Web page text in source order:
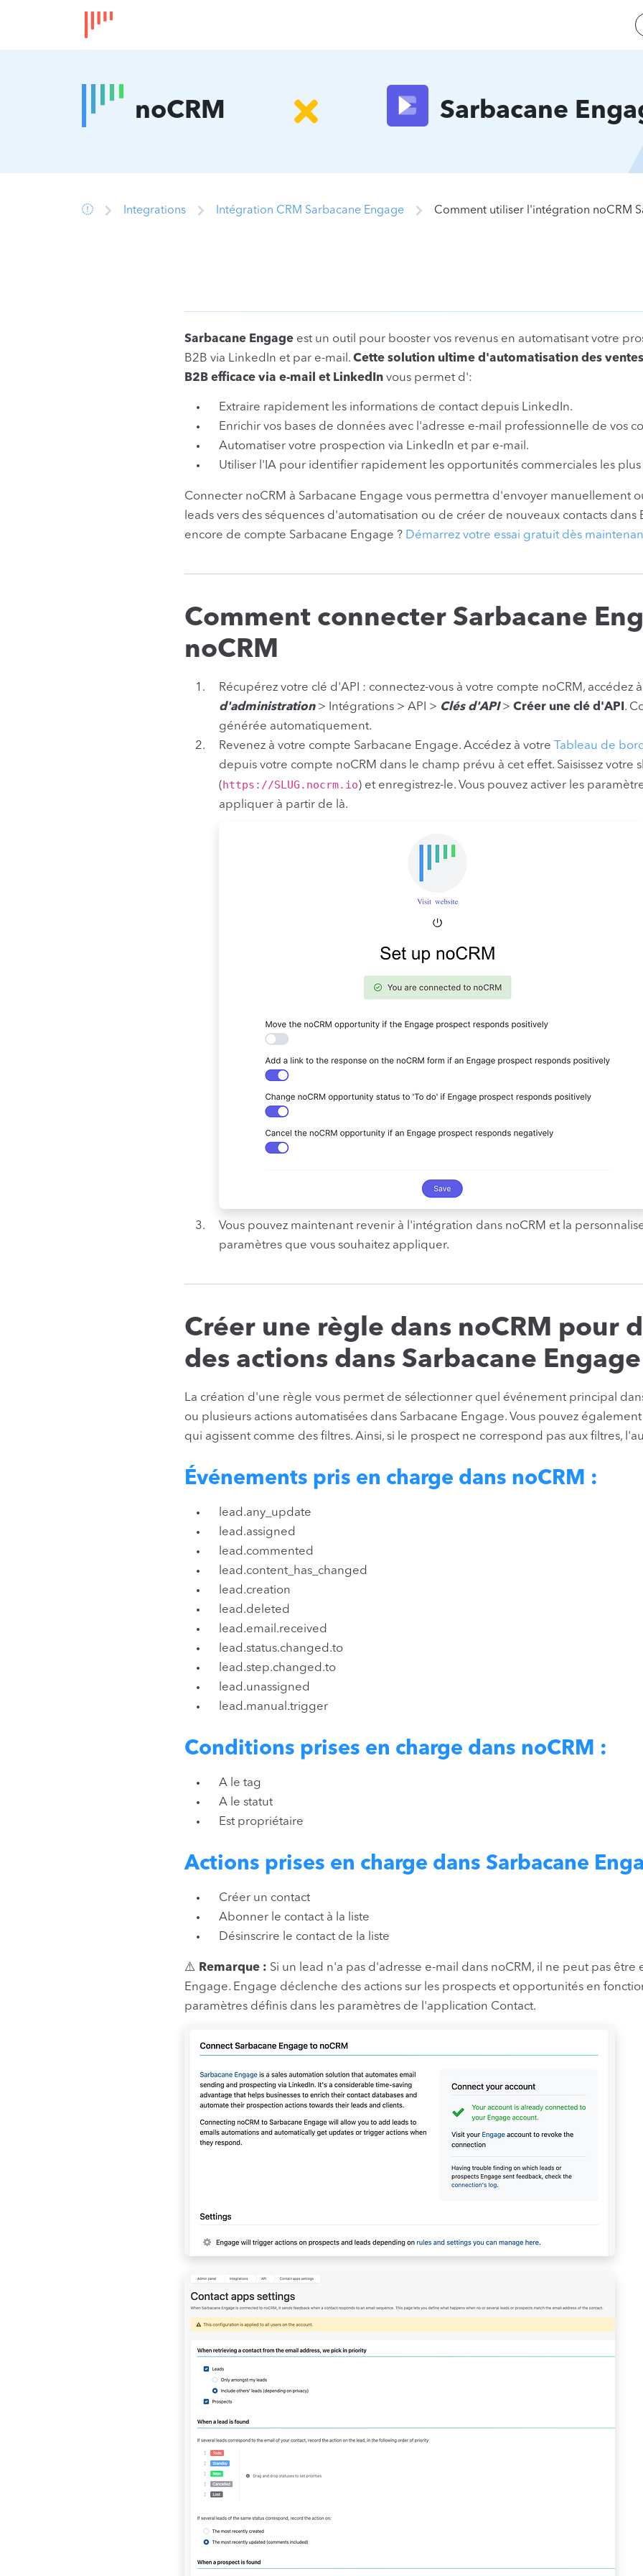
noCRM Sarbacane
Integrations Intégration CRM Sarbacane Engage Comment utiliser l'intégration noCRM
Sarbacane Engageest un outil pour booster vos revenus en automatisant votre
B2B via LinkedIn et par e-mail. Cette solution ultime d'automatisation des
B2B efficace via e-mail et LinkedInvous permet d':
Extraire rapidement les informations de contact depuis LinkedIn.
Enrichir vos bases de données avec l'adresse e-mail professionnelle de vos
Automatiser votre prospection via LinkedIn et par e-mail.
Utiliser l'IA pour identifier rapidement les opportunités commerciales les
Connecter noCRM à Sarbacane Engage vous permettra d'envoyer manuellement
leads vers des séquences d'automatisation ou de créer de nouveaux contacts dans
encore de compte Sarbacane Engage ? Démarrez votre essai gratuit dès
Comment connecter Sarbacane
noCRM
Récupérez votre clé d'API : connectez-vous à votre compte noCRM, accédez
d'administration> Intégrations > API > Clés d'API> Créer une clé d'API.
générée automatiquement.
Revenez à votre compte Sarbacane Engage. Accédez à votre Tableau de
depuis votre compte noCRM dans le champ prévu à cet effet. Saisissez votre
( https://SLUG.nocrm.io) et enregistrez-le. Vous pouvez activer les
appliquer à partir de là.
Vous pouvez maintenant revenir à l'intégration dans noCRM et la
paramètres que vous souhaitez appliquer.
Créer une règle dans noCRM pour
des actions dans Sarbacane Engage
La création d'une règle vous permet de sélectionner quel événement principal
ou plusieurs actions automatisées dans Sarbacane Engage. Vous pouvez
qui agissent comme des filtres. Ainsi, si le prospect ne correspond pas aux filtres,
Événements pris en charge dans noCRM :
lead.any_update
lead.assigned
lead.commented
lead.content_has_changed
lead.creation
lead.deleted
lead.email.received
lead.status.changed.to
lead.step.changed.to
lead.unassigned
lead.manual.trigger
Conditions prises en charge dans noCRM :
A le tag
A le statut
Est propriétaire
Actions prises en charge dans Sarbacane
Créer un contact
Abonner le contact à la liste
Désinscrire le contact de la liste
⚠️ Remarque : Si un lead n'a pas d'adresse e-mail dans noCRM, il ne peut pas être
Engage. Engage déclenche des actions sur les prospects et opportunités en
paramètres définis dans les paramètres de l'application Contact.